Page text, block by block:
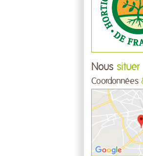
Nous situer
Coordonnées